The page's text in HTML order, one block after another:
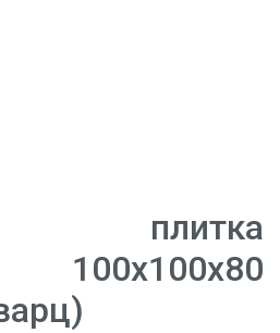
плитка
100х100х80